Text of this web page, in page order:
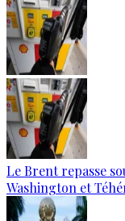
Le Brent repasse
Washington et